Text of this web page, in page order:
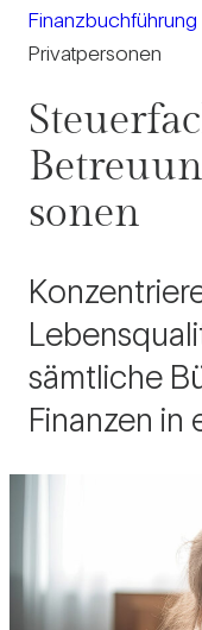
Finanzbuchführung
Privatpersonen
sonen
sämt­liche
Finanzen in